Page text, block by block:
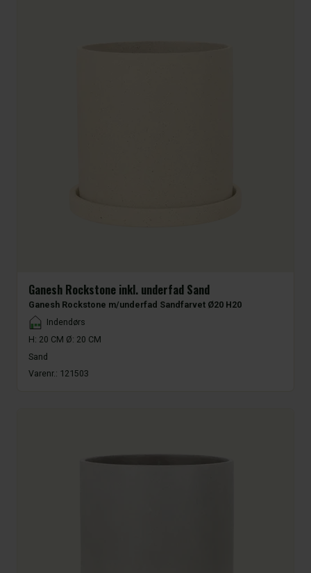
Ganesh Rockstone inkl. underfad Sand
Ganesh Rockstone m/underfad Sandfarvet Ø20 H20
Placement
Indendørs
H: 20 CM Ø: 20 CM
Sand
Varenr.: 121503